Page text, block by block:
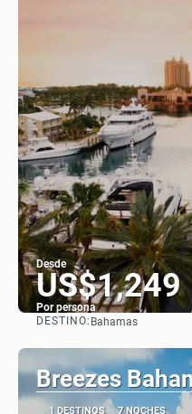
Desde
US$1,249
Por persona
DESTINO: Bahamas
Breezes
1 DESTINOS 7 NOCHES